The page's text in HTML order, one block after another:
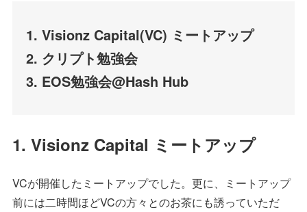
1. Visionz Capital(VC) ミートアップ
2. クリプト勉強会
3. EOS勉強会@Hash Hub
1. Visionz Capital ミートアップ
VCが開催したミートアップでした。更に、ミートアップ
前には二時間ほどVCの方々とのお茶にも誘っていただ